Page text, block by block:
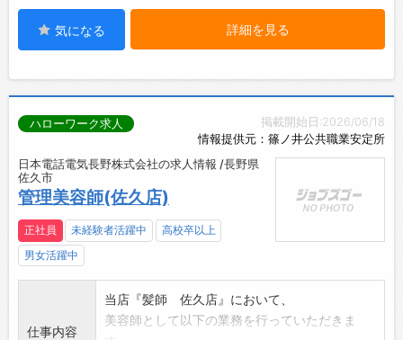
気になる 詳細を見る
掲載開始日:2026/06/18
情報提供元：篠ノ井公共職業安定所
ハローワーク求人
日本電話電気長野株式会社の求人情報 /長野県
佐久市
管理美容師(佐久店)
正社員 未経験者活躍中
高校卒以上
男女活躍中
仕事内容
当店『髪師 佐久店』において、
美容師として以下の業務を行っていただきま